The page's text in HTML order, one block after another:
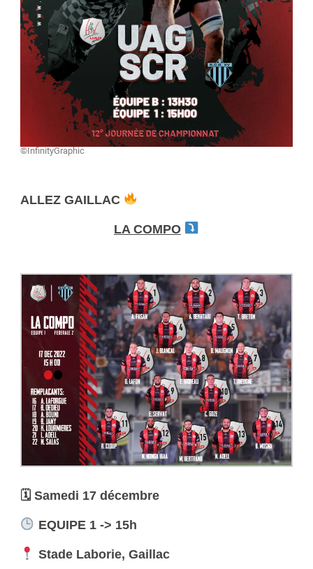
©InfinityGraphic
ALLEZ GAILLAC
LA COMPO
🗓 Samedi 17 décembre
EQUIPE 1 -> 15h
Stade Laborie, Gaillac